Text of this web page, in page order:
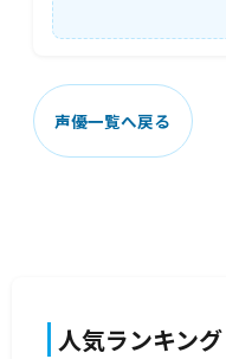
声優一覧へ戻る
人気ランキング